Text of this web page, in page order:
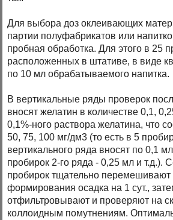
Для выбора доз оклеивающих
партии полуфабрикатов или
пробная обработка. Для этого в 25
расположенных в штативе, в виде
по 10 мл обрабатываемого напитка.
В вертикальные ряды проверок
вносят желатин в количестве 0,1,
0,1%-ного раствора желатина, что
50, 75, 100 мг/дм3 (то есть в 5
вертикального ряда вносят по 0,1
пробирок 2-го ряда - 0,25 мл и т.д.).
пробирок тщательно перемешивают
формирования осадка на 1 сут.,
отфильтровывают и проверяют на
коллоидным помутнениям.